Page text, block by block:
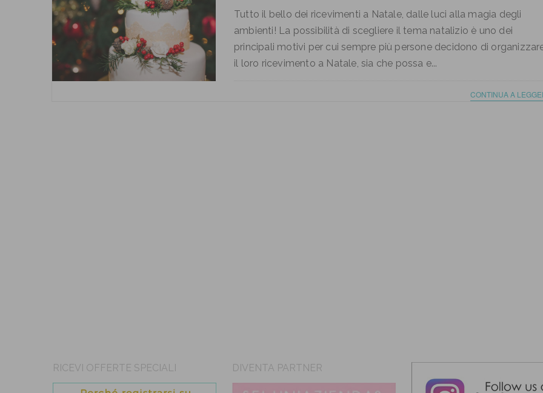
Tutto il bello dei ricevimenti a Natale, dalle luci alla magia degli
ambienti! La possibilità di scegliere il tema natalizio è uno dei
principali motivi per cui sempre più persone decidono di
il loro ricevimento a Natale, sia che possa e...
CONTINUA A
RICEVI OFFERTE SPECIALI DIVENTA PARTNER